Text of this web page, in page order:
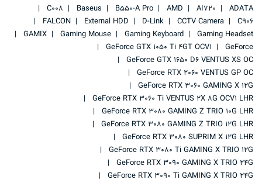
ADATA
AI720
AMD
B550-A Pro
Baseus
C008
C906
CCTV Camera
D-Link
External HDD
FALCON
Gaming Headset
Gaming Keyboard
Gaming Mouse
GAMIX
GeForce
GeForce GTX 1050 Ti 4GT OCV1
GeForce GTX 1650 D6 VENTUS XS OC
GeForce RTX 2060 VENTUS GP OC
GeForce RTX 3060 GAMING X 12G
GeForce RTX 3060 Ti VENTUS 2X 8G OCV1 LHR
GeForce RTX 3080 GAMING Z TRIO 10G LHR
GeForce RTX 3080 GAMING Z TRIO 12G LHR
GeForce RTX 3080 SUPRIM X 12G LHR
GeForce RTX 3080 Ti GAMING X TRIO 12G
GeForce RTX 3090 GAMING X TRIO 24G
GeForce RTX 3090 Ti GAMING X TRIO 24G